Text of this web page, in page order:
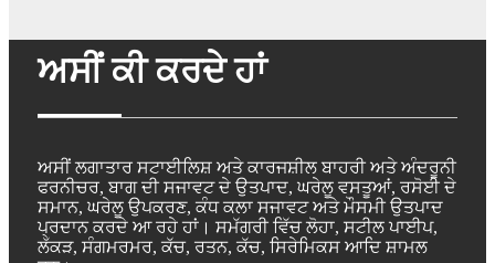
ਅਸੀਂ ਕੀ ਕਰਦੇ ਹਾਂ
ਅਸੀਂ ਲਗਾਤਾਰ ਸਟਾਈਲਿਸ਼ ਅਤੇ ਕਾਰਜਸ਼ੀਲ ਬਾਹਰੀ ਅਤੇ ਅੰਦਰੂਨੀ
ਫਰਨੀਚਰ, ਬਾਗ ਦੀ ਸਜਾਵਟ ਦੇ ਉਤਪਾਦ, ਘਰੇਲੂ ਵਸਤੂਆਂ, ਰਸੋਈ ਦੇ
ਸਮਾਨ, ਘਰੇਲੂ ਉਪਕਰਣ, ਕੰਧ ਕਲਾ ਸਜਾਵਟ ਅਤੇ ਮੌਸਮੀ ਉਤਪਾਦ
ਪ੍ਰਦਾਨ ਕਰਦੇ ਆ ਰਹੇ ਹਾਂ। ਸਮੱਗਰੀ ਵਿੱਚ ਲੋਹਾ, ਸਟੀਲ ਪਾਈਪ,
ਲੱਕੜ, ਸੰਗਮਰਮਰ, ਕੱਚ, ਰਤਨ, ਕੱਚ, ਸਿਰੇਮਿਕਸ ਆਦਿ ਸ਼ਾਮਲ